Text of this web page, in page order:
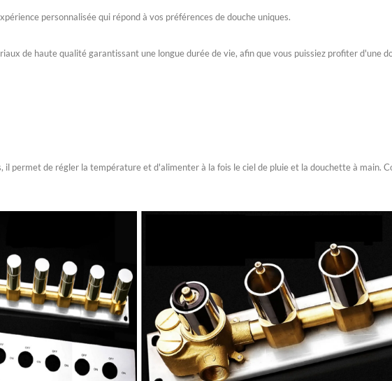
personnalisée qui répond à vos préférences de douche uniques.
de haute qualité garantissant une longue durée de vie, afin que vous puissiez profiter d'une
permet de régler la température et d'alimenter à la fois le ciel de pluie et la douchette à main.